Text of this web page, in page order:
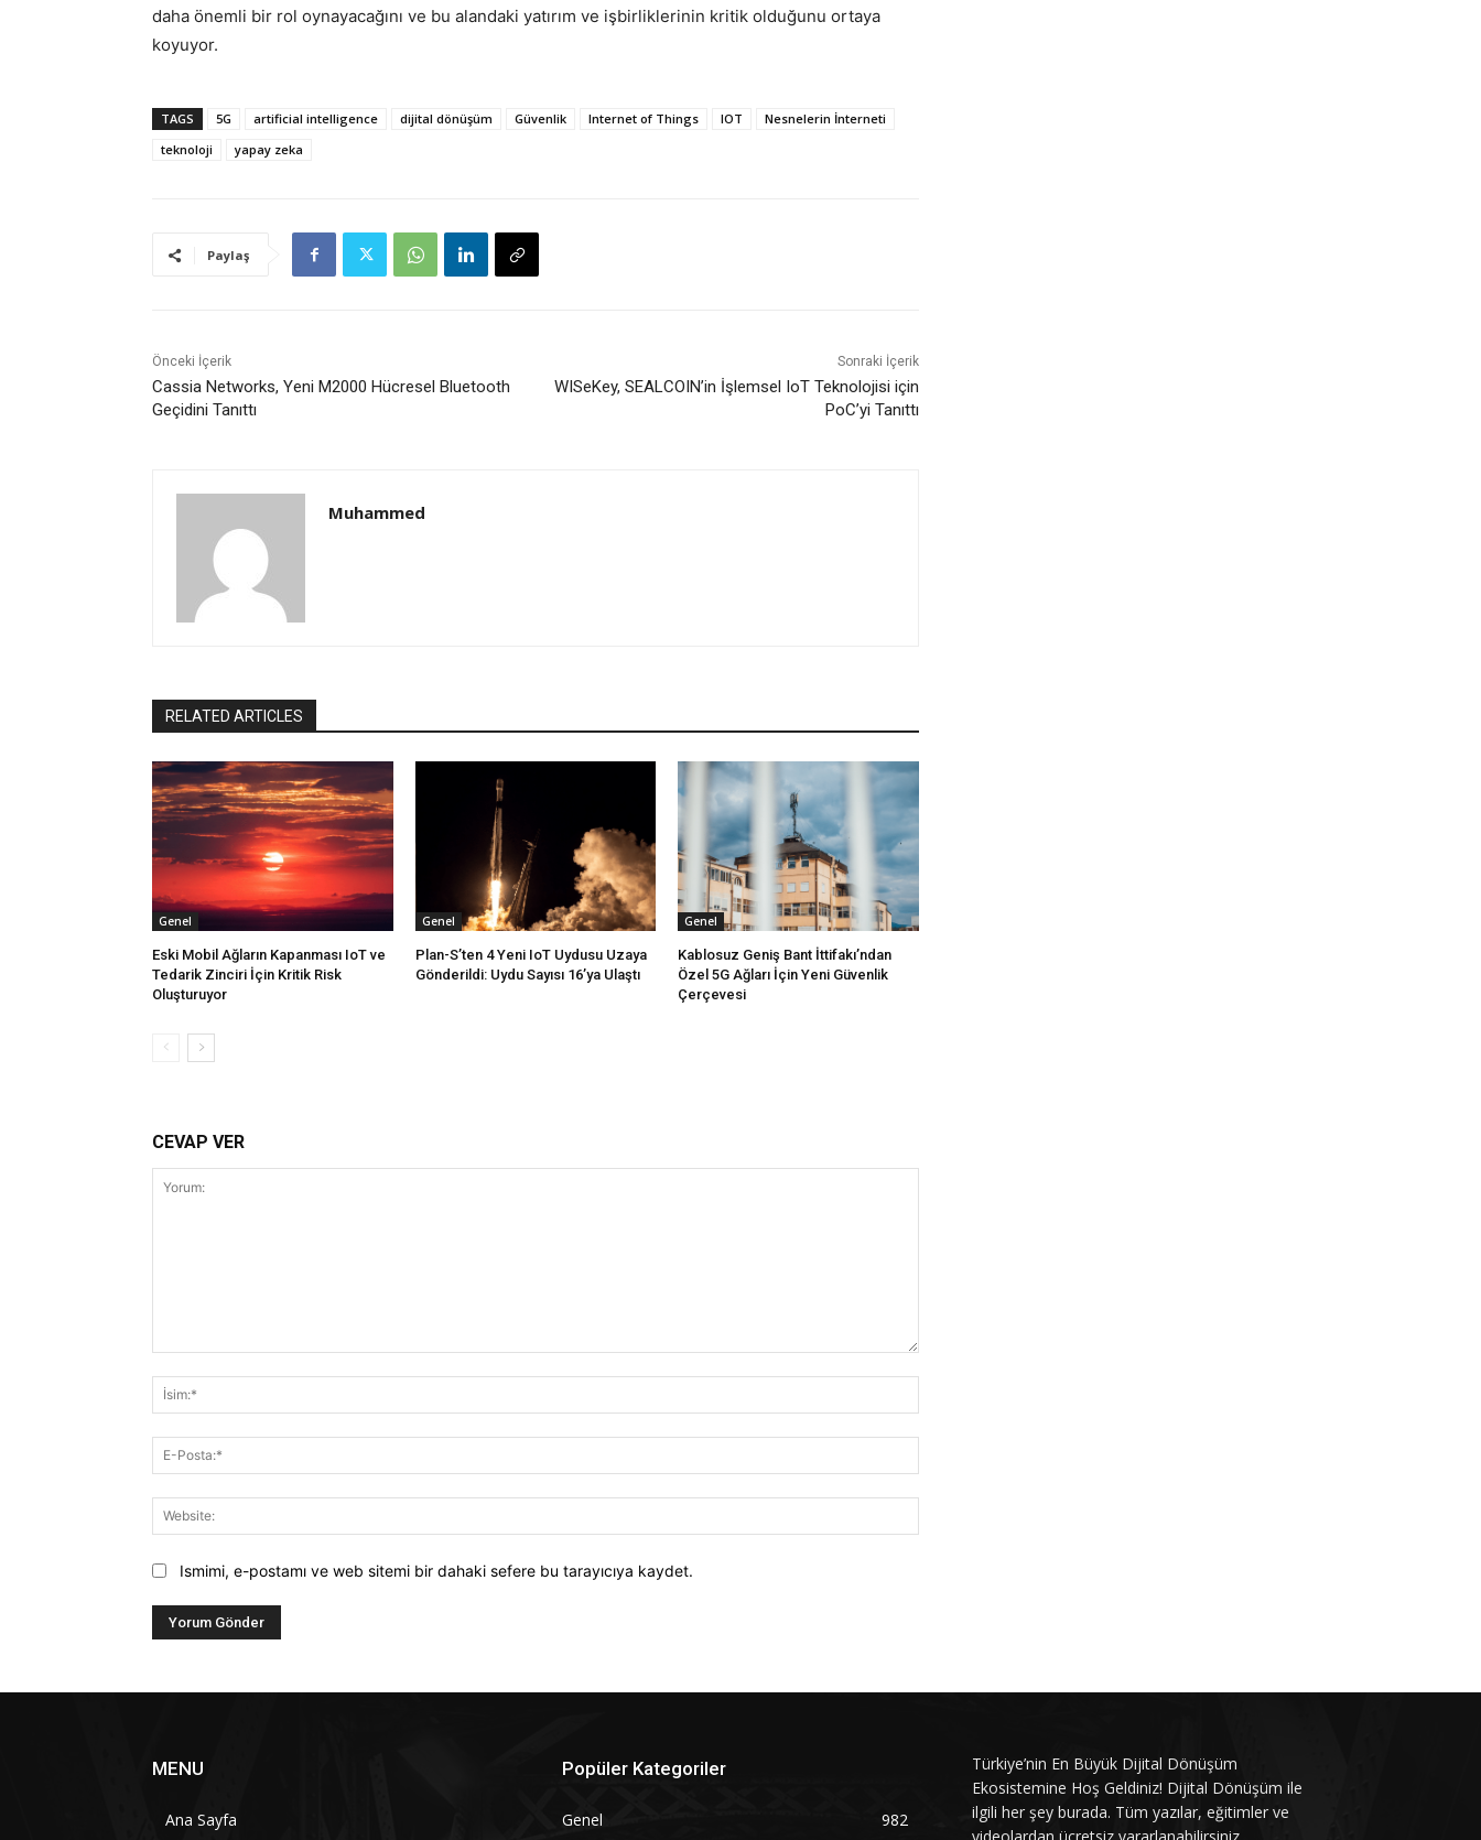
daha önemli bir rol oynayacağını ve bu alandaki yatırım ve işbirliklerinin kritik olduğunu ortaya
koyuyor.
TAGS 5G artificial intelligence dijital dönüşüm Güvenlik Internet of Things IOT
Nesnelerin İnterneti
teknoloji
yapay zeka
Paylaş
Önceki İçerik
Cassia Networks, Yeni M2000 Hücresel Bluetooth
Geçidini Tanıttı
Sonraki İçerik
WISeKey, SEALCOIN’in İşlemsel IoT Teknolojisi için
PoC’yi Tanıttı
Muhammed
RELATED ARTICLES
Genel
Eski Mobil Ağların Kapanması IoT ve
Tedarik Zinciri İçin Kritik Risk
Oluşturuyor
Genel
Plan-S’ten 4 Yeni IoT Uydusu Uzaya
Gönderildi: Uydu Sayısı 16’ya Ulaştı
Genel
Kablosuz Geniş Bant İttifakı’ndan
Özel 5G Ağları İçin Yeni Güvenlik
Çerçevesi
CEVAP VER
Posta:*
Ismimi, e-postamı ve web sitemi bir dahaki sefere bu tarayıcıya kaydet.
MENU
Ana Sayfa
Popüler Kategoriler
Genel 982
Türkiye’nin En Büyük Dijital Dönüşüm
Ekosistemine Hoş Geldiniz! Dijital Dönüşüm ile
ilgili her şey burada. Tüm yazılar, eğitimler ve